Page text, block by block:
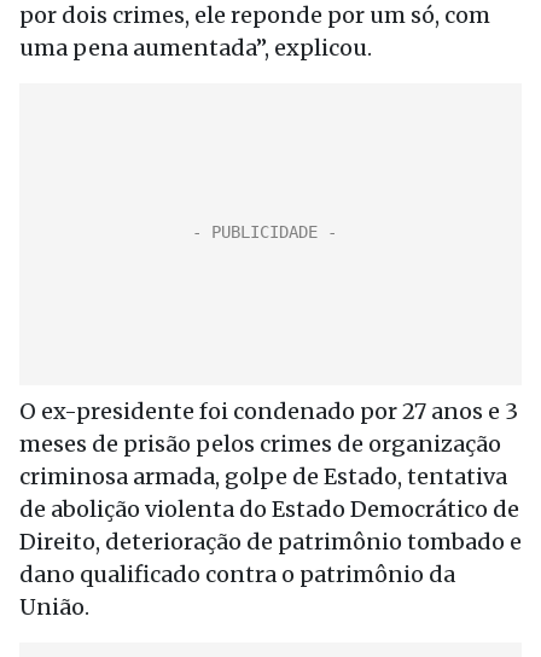
por dois crimes, ele reponde por um só, com
uma pena aumentada”, explicou.
O ex-presidente foi condenado por 27 anos e 3
meses de prisão pelos crimes de organização
criminosa armada, golpe de Estado, tentativa
de abolição violenta do Estado Democrático de
Direito, deterioração de patrimônio tombado e
dano qualificado contra o patrimônio da
União.